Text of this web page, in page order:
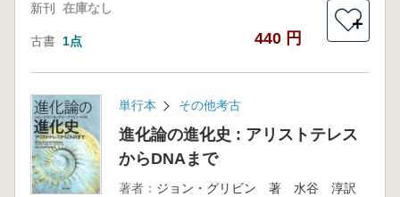
新刊 在庫なし
古書 1点 440 円
＋
単行本 その他考古
進化論の進化史 : アリストテレス
からDNAまで
著者： ジョン・グリビン 著 水谷 淳訳